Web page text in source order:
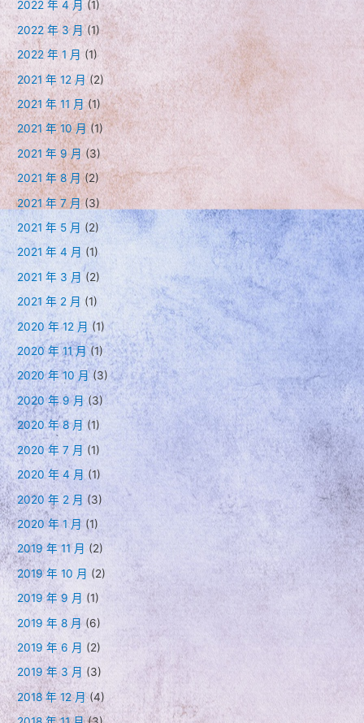
2022 年 4 月 (1)
2022 年 3 月(1)
2022 年 1 月 (1)
2021 年 12 月(2)
2021 年 11 月(1)
2021 年 10 月(1)
2021 年 9 月(3)
2021 年 8 月(2)
2021 年 7 月(3)
2021 年 5 月 (2)
2021 年 4 月 (1)
2021 年 3 月 (2)
2021 年 2 月 (1)
2020 年 12 月 (1)
2020 年 11 月(1)
2020 年 10 月(3)
2020 年 9 月(3)
2020 年 8 月 (1)
2020 年 7 月 (1)
2020 年 4 月 (1)
2020 年 2 月 (3)
2020 年 1 月(1)
2019 年 11 月 (2)
2019 年 10 月 (2)
2019 年 9 月 (1)
2019 年 8 月 (6)
2019 年 6 月 (2)
2019 年 3 月 (3)
2018 年 12 月(4)